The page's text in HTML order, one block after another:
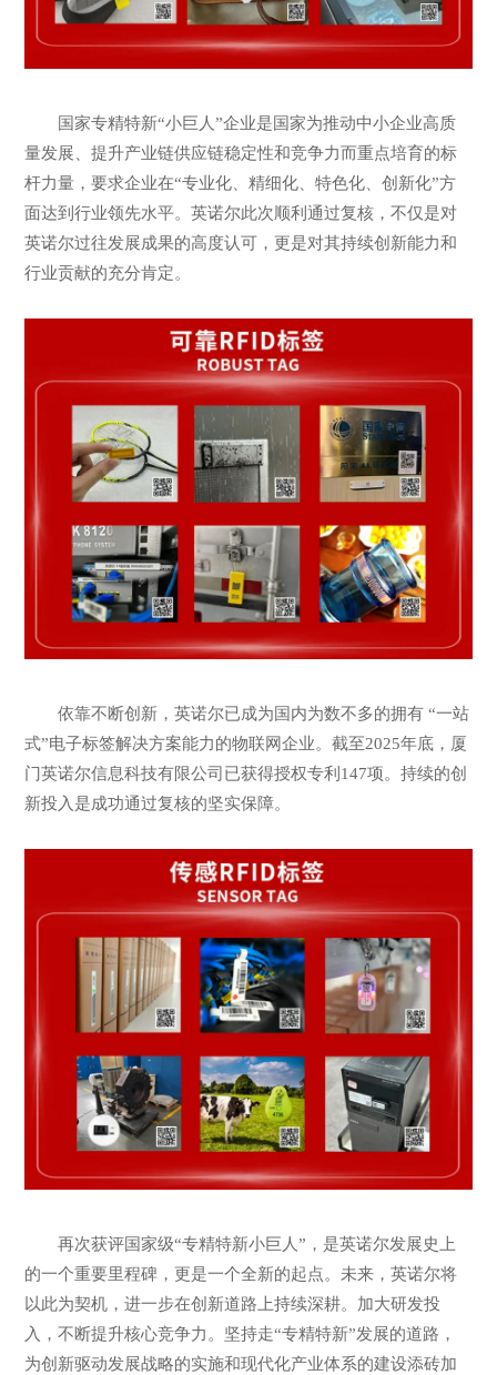
国家专精特新“小巨人”企业是国家为推动中小企业高质
量发展、提升产业链供应链稳定性和竞争力而重点培育的标
杆力量，要求企业在“专业化、精细化、特色化、创新化”方
面达到行业领先水平。英诺尔此次顺利通过复核，不仅是对
英诺尔过往发展成果的高度认可，更是对其持续创新能力和
行业贡献的充分肯定。
依靠不断创新，英诺尔已成为国内为数不多的拥有 “一站
式”电子标签解决方案能力的物联网企业。截至2025年底，厦
门英诺尔信息科技有限公司已获得授权专利147项。持续的创
新投入是成功通过复核的坚实保障。
再次获评国家级“专精特新小巨人”，是英诺尔发展史上
的一个重要里程碑，更是一个全新的起点。未来，英诺尔将
以此为契机，进一步在创新道路上持续深耕。加大研发投
入，不断提升核心竞争力。坚持走“专精特新”发展的道路，
为创新驱动发展战略的实施和现代化产业体系的建设添砖加